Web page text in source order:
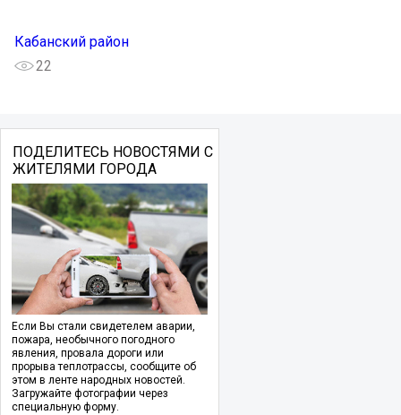
Кабанский район
22
ПОДЕЛИТЕСЬ НОВОСТЯМИ С
ЖИТЕЛЯМИ ГОРОДА
Если Вы стали свидетелем аварии,
пожара, необычного погодного
явления, провала дороги или
прорыва теплотрассы, сообщите об
этом в ленте народных новостей.
Загружайте фотографии через
специальную форму.